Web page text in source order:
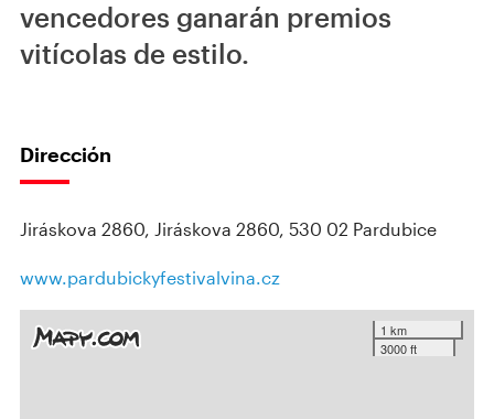
vencedores ganarán premios
vitícolas de estilo.
Dirección
Jiráskova 2860, Jiráskova 2860, 530 02 Pardubice
www.pardubickyfestivalvina.cz
1 km
3000 ft